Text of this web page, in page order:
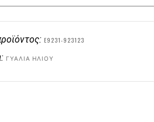
E9231-923123
ΓΥΑΛΙΆ ΗΛΊΟΥ